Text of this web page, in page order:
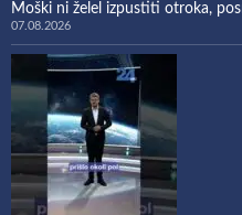
Moški ni želel izpustiti otroka,
07.08.2026